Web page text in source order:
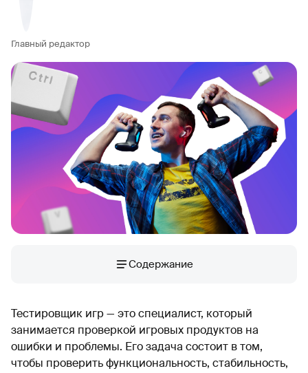
Главный редактор
Содержание
Тестировщик игр — это специалист, который
занимается проверкой игровых продуктов на
ошибки и проблемы. Его задача состоит в том,
чтобы проверить функциональность, стабильность,